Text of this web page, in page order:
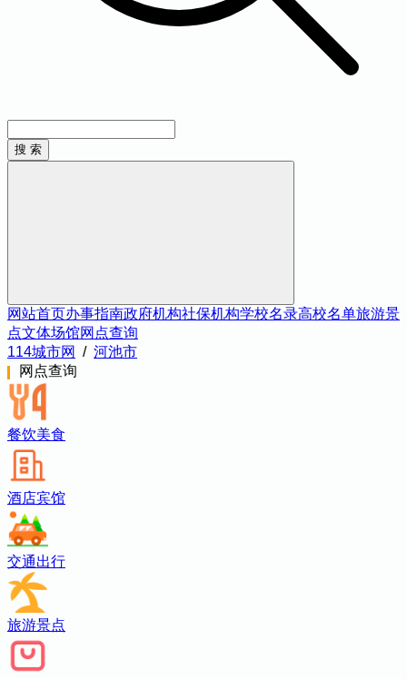
网站首页办事指南政府机构社保机构学校名录高校名单旅游景
点文体场馆网点查询
114城市网
/ 河池市
网点查询
餐饮美食
酒店宾馆
交通出行
旅游景点